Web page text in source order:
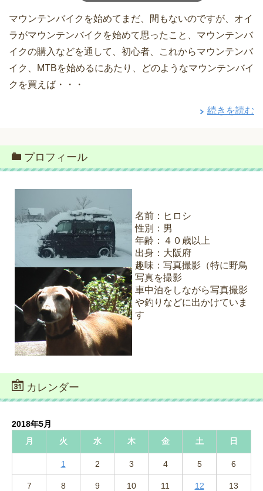
マウンテンバイクを始めてまだ、間もないのですが、オイ
ラがマウンテンバイクを始めて思ったこと、マウンテンバ
イクの購入などを通して、初心者、これからマウンテンバ
イク、MTBを始めるにあたり、どのようなマウンテンバイ
クを買えば・・・
続きを読む
プロフィール
名前：ヒロシ
性別：男
年齢：４０歳以上
出身：大阪府
趣味：写真撮影（特に野鳥
写真を撮影
車中泊をしながら写真撮影
や釣りなどに出かけていま
す
カレンダー
2018年5月
月
火 水 木 金 土 日
1 2 3 4 5 6
7 8 9 10 11 12 13